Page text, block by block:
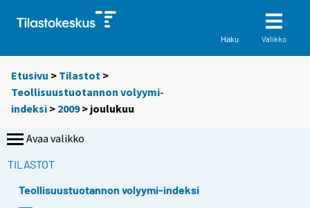
Haku Valikko
Etusivu > Tilastot >
Teollisuustuotannon volyymi-
indeksi > 2009> joulukuu
Avaa valikko
TILASTOT
Teollisuustuotannon volyymi-indeksi